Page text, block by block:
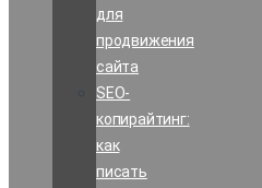
для
продвижения
сайта
SEO-
копирайтинг:
как
писать